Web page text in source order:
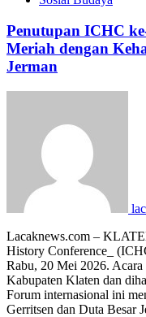
Penutupan ICHC
Meriah dengan
Jerman
Lacaknews.com –
History Conference_
Rabu, 20 Mei 2026.
Kabupaten Klaten dan
Forum internasional ini
Gerritsen dan Duta